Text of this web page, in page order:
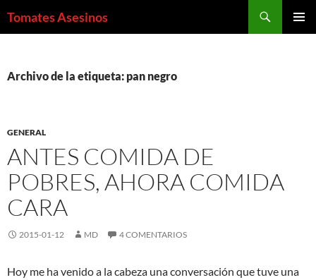
Tomates Asesinos
Archivo de la etiqueta: pan negro
GENERAL
ANTES COMIDA DE
POBRES, AHORA COMIDA
CARA
2015-01-12 MD 4 COMENTARIOS
Hoy me ha venido a la cabeza una conversación que tuve una